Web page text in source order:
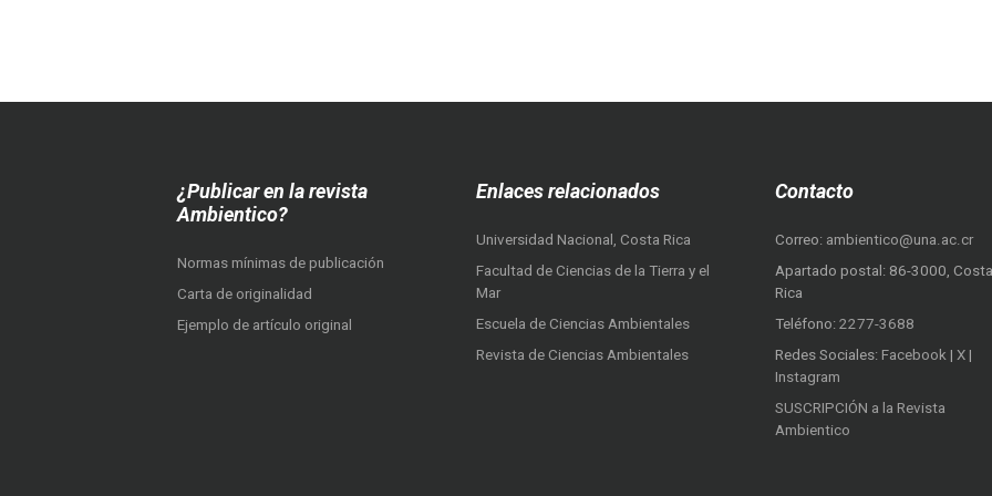
¿Publicar en la revista
Ambientico?
Normas mínimas de publicación
Carta de originalidad
Ejemplo de artículo original
Enlaces relacionados
Universidad Nacional, Costa Rica
Facultad de Ciencias de la Tierra y el
Mar
Escuela de Ciencias Ambientales
Revista de Ciencias Ambientales
Contacto
Correo: ambientico@una.ac.cr
Apartado postal: 86-3000, Costa
Rica
Teléfono: 2277-3688
Redes Sociales: Facebook | X |
Instagram
SUSCRIPCIÓN a la Revista
Ambientico